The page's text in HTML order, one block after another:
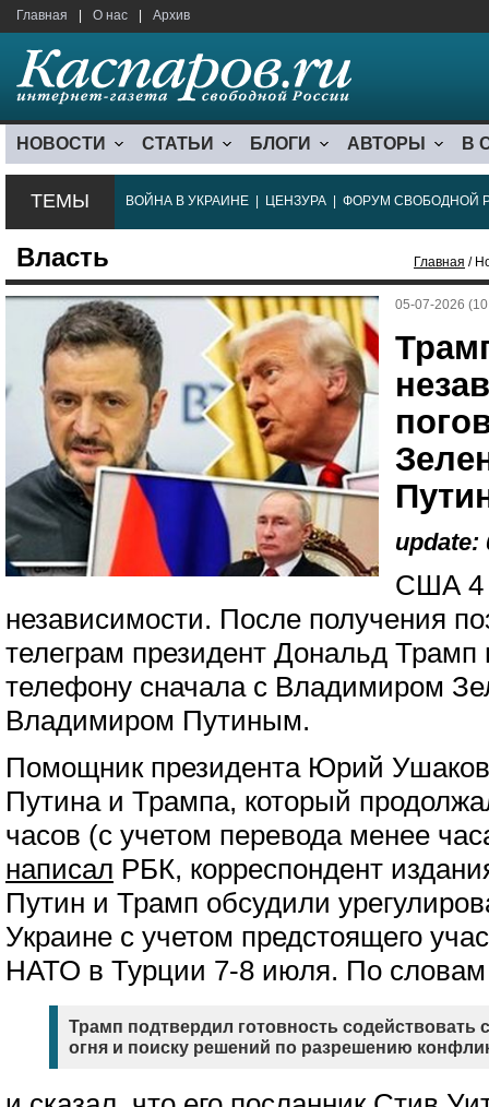
Главная О нас Архив
НОВОСТИ СТАТЬИ БЛОГИ АВТОРЫ В
ТЕМЫ ВОЙНА В УКРАИНЕ ЦЕНЗУРА ФОРУМ СВОБОДНОЙ
Власть Главная /
05-07-2026
update:
США 4
независимости. После получения
телеграм президент Дональд Трамп
телефону сначала с Владимиром
Владимиром Путиным.
Помощник президента Юрий Ушаков
Путина и Трампа, который
часов (с учетом перевода менее
написал РБК, корреспондент
Путин и Трамп обсудили
Украине с учетом предстоящего
НАТО в Турции 7-8 июля. По
Трамп подтвердил готовность
огня и поиску решений по разрешению